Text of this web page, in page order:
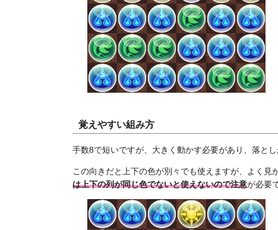
覚えやすい組み方
手数8で短いですが、大きく動かす必要があり、落と
この向きだと上下の色が別々でも使えますが、よく見
は上下の列が同じ色でないと使えないので注意が必要